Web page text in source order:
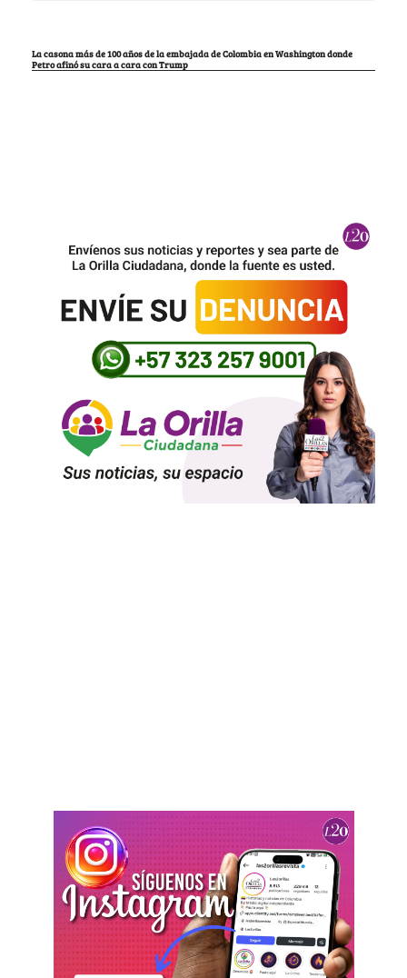
La casona más de 100 años de la embajada de Colombia en Washington donde
Petro afinó su cara a cara con Trump